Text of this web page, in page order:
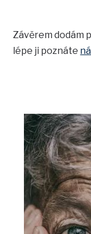
Závěrem dodám
lépe ji poznáte